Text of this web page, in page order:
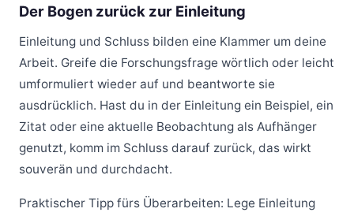
Der Bogen zurück zur Einleitung
Einleitung und Schluss bilden eine Klammer um deine
Arbeit. Greife die Forschungsfrage wörtlich oder leicht
umformuliert wieder auf und beantworte sie
ausdrücklich. Hast du in der Einleitung ein Beispiel, ein
Zitat oder eine aktuelle Beobachtung als Aufhänger
genutzt, komm im Schluss darauf zurück, das wirkt
souverän und durchdacht.
Praktischer Tipp fürs Überarbeiten: Lege Einleitung